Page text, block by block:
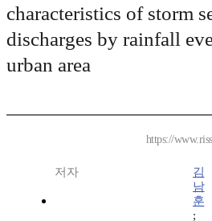
characteristics of storm
discharges by rainfall
urban area
https://
저자
김
남
훈
;